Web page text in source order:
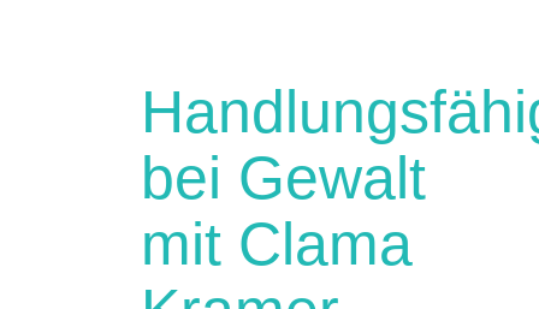
bei Gewalt
mit Clama